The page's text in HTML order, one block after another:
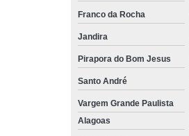
Franco da Rocha
Jandira
Pirapora do Bom Jesus
Santo André
Vargem Grande Paulista
Alagoas